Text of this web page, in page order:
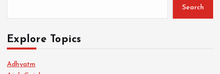
Search
Explore Topics
Adhyatm